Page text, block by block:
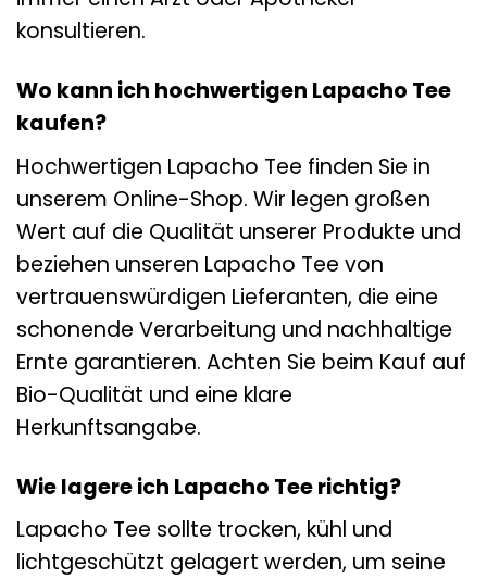
konsultieren.
Wo kann ich hochwertigen Lapacho Tee
kaufen?
Hochwertigen Lapacho Tee finden Sie in
unserem Online-Shop. Wir legen großen
Wert auf die Qualität unserer Produkte und
beziehen unseren Lapacho Tee von
vertrauenswürdigen Lieferanten, die eine
schonende Verarbeitung und nachhaltige
Ernte garantieren. Achten Sie beim Kauf auf
Bio-Qualität und eine klare
Herkunftsangabe.
Wie lagere ich Lapacho Tee richtig?
Lapacho Tee sollte trocken, kühl und
lichtgeschützt gelagert werden, um seine